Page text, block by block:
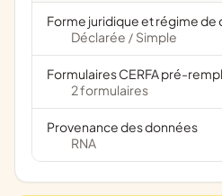
Forme juridique et régime de
Déclarée / Simple
Formulaires CERFA pré-
2 formulaires
Provenance des données
RNA